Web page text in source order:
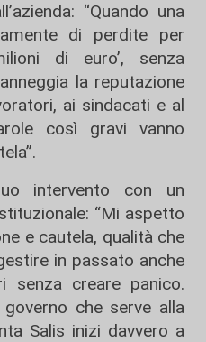
“Quando una
di perdite per
di euro’, senza
la reputazione
ai sindacati e al
così gravi vanno
intervento con un
“Mi aspetto
e cautela, qualità che
in passato anche
senza creare panico.
che serve alla
Salis inizi davvero a